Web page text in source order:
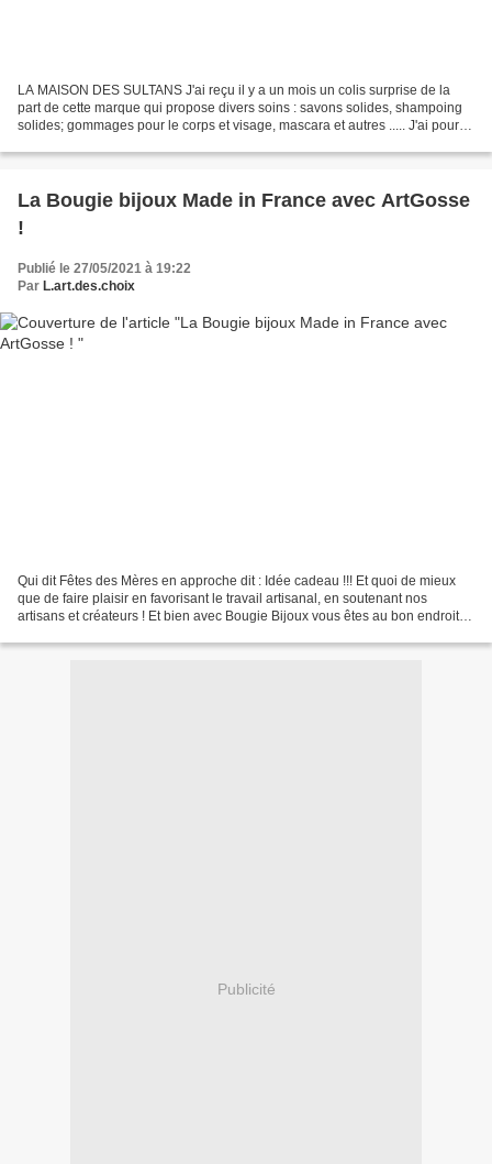
LA MAISON DES SULTANS J'ai reçu il y a un mois un colis surprise de la
part de cette marque qui propose divers soins : savons solides, shampoing
solides; gommages pour le corps et visage, mascara et autres ..... J'ai pour
La Bougie bijoux Made in France avec ArtGosse
!
Publié le 27/05/2021 à 19:22
Par L.art.des.choix
Qui dit Fêtes des Mères en approche dit : Idée cadeau !!! Et quoi de mieux
que de faire plaisir en favorisant le travail artisanal, en soutenant nos
artisans et créateurs ! Et bien avec Bougie Bijoux vous êtes au bon endroit !
Publicité